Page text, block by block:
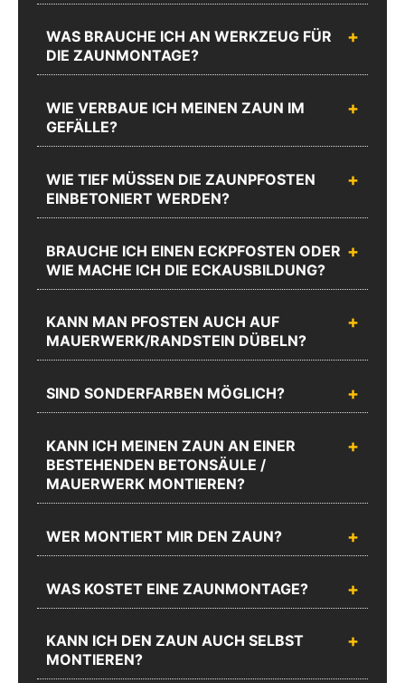
Fr.: 08:00 -
16:00
Zum
Chat
08:00 -
17:00 und
Fr.: 08:00 -
16:00
WAS BRAUCHE ICH AN WERKZEUG FÜR
DIE ZAUNMONTAGE?
WIE VERBAUE ICH MEINEN ZAUN IM
GEFÄLLE?
WIE TIEF MÜSSEN DIE ZAUNPFOSTEN
EINBETONIERT WERDEN?
BRAUCHE ICH EINEN ECKPFOSTEN ODER
WIE MACHE ICH DIE ECKAUSBILDUNG?
KANN MAN PFOSTEN AUCH AUF
MAUERWERK/RANDSTEIN DÜBELN?
SIND SONDERFARBEN MÖGLICH?
KANN ICH MEINEN ZAUN AN EINER
BESTEHENDEN BETONSÄULE /
MAUERWERK MONTIEREN?
WER MONTIERT MIR DEN ZAUN?
WAS KOSTET EINE ZAUNMONTAGE?
KANN ICH DEN ZAUN AUCH SELBST
MONTIEREN?